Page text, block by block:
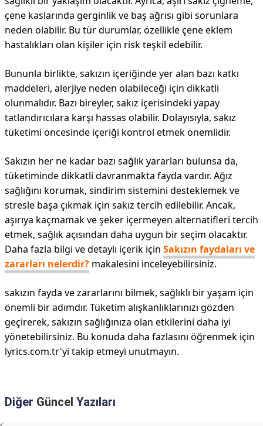
çene kaslarında gerginlik ve baş ağrısı gibi sorunlara
neden olabilir. Bu tür durumlar, özellikle çene eklem
hastalıkları olan kişiler için risk teşkil edebilir.
Bununla birlikte, sakızın içeriğinde yer alan bazı katkı
maddeleri, alerjiye neden olabileceği için dikkatli
olunmalıdır. Bazı bireyler, sakız içerisindeki yapay
tatlandırıcılara karşı hassas olabilir. Dolayısıyla, sakız
tüketimi öncesinde içeriği kontrol etmek önemlidir.
Sakızın her ne kadar bazı sağlık yararları bulunsa da,
tüketiminde dikkatli davranmakta fayda vardır. Ağız
sağlığını korumak, sindirim sistemini desteklemek ve
stresle başa çıkmak için sakız tercih edilebilir. Ancak,
aşırıya kaçmamak ve şeker içermeyen alternatifleri tercih
etmek, sağlık açısından daha uygun bir seçim olacaktır.
Daha fazla bilgi ve detaylı içerik için Sakızın faydaları ve
zararları nelerdir? makalesini inceleyebilirsiniz.
sakızın fayda ve zararlarını bilmek, sağlıklı bir yaşam için
önemli bir adımdır. Tüketim alışkanlıklarınızı gözden
geçirerek, sakızın sağlığınıza olan etkilerini daha iyi
yönetebilirsiniz. Bu konuda daha fazlasını öğrenmek için
lyrics.com.tr'yi takip etmeyi unutmayın.
Diğer Güncel Yazıları